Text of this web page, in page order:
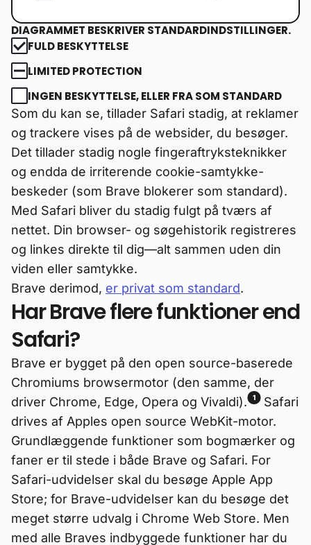
DIAGRAMMET BESKRIVER STANDARDINDSTILLINGER.
FULD BESKYTTELSE
LIMITED PROTECTION
INGEN BESKYTTELSE, ELLER FRA SOM STANDARD
Som du kan se, tillader Safari stadig, at reklamer
og trackere vises på de websider, du besøger.
Det tillader stadig nogle fingeraftryksteknikker
og endda de irriterende cookie-samtykke-
beskeder (som Brave blokerer som standard).
Med Safari bliver du stadig fulgt på tværs af
nettet. Din browser- og søgehistorik registreres
og linkes direkte til dig—alt sammen uden din
viden eller samtykke.
Brave derimod, er privat som standard.
Har Brave flere funktioner end
Safari?
Brave er bygget på den open source-baserede
Chromiums browsermotor (den samme, der
driver Chrome, Edge, Opera og Vivaldi).
1
Safari
drives af Apples open source WebKit-motor.
Grundlæggende funktioner som bogmærker og
faner er til stede i både Brave og Safari. For
Safari-udvidelser skal du besøge Apple App
Store; for Brave-udvidelser kan du besøge det
meget større udvalg i Chrome Web Store. Men
med alle Braves indbyggede funktioner har du